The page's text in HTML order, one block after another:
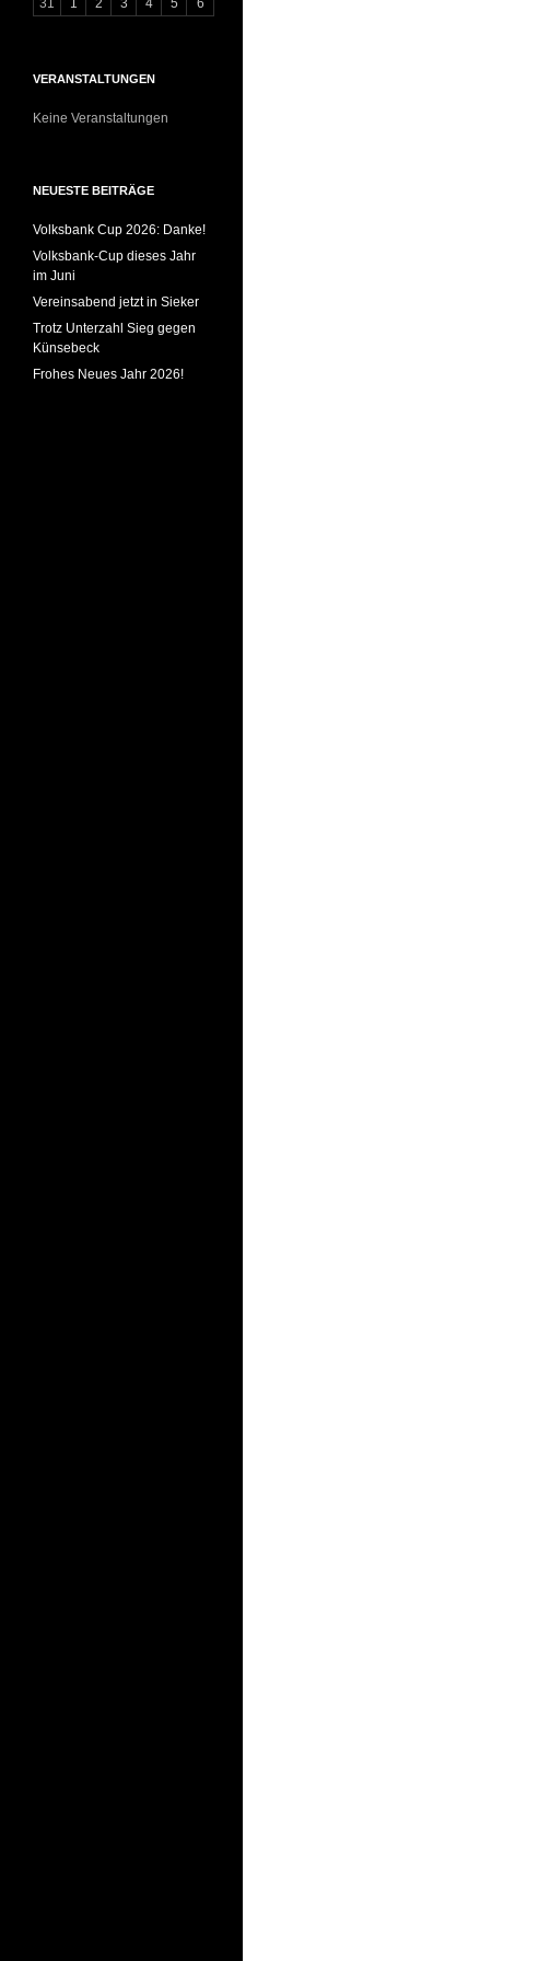
VERANSTALTUNGEN
Keine Veranstaltungen
NEUESTE BEITRÄGE
Volksbank Cup 2026: Danke!
Volksbank-Cup dieses Jahr
im Juni
Vereinsabend jetzt in Sieker
Trotz Unterzahl Sieg gegen
Künsebeck
Frohes Neues Jahr 2026!